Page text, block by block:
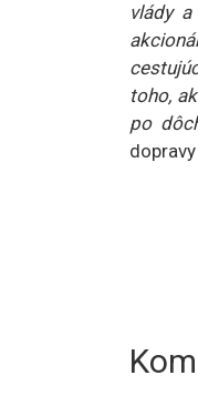
vlády
toho,
po